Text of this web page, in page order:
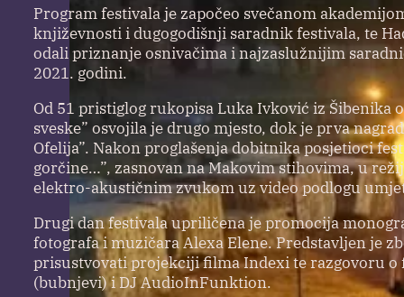
Program festivala je započeo svečanom
književnosti i dugogodišnji saradnik festivala, te
odali priznanje osnivačima i najzaslužnijim
2021. godini.
Od 51 pristiglog rukopisa Luka Ivković iz Šibenika
sveske” osvojila je drugo mjesto, dok je prva
Ofelija”. Nakon proglašenja dobitnika posjetioci
gorčine…”, zasnovan na Makovim stihovima, u
elektro-akustičnim zvukom uz video podlogu
Drugi dan festivala upriličena je promocija
fotografa i muzičara Alexa Elene. Predstavljen je
prisustvovati projekciji filma Indexi te razgovoru o
(bubnjevi) i DJ AudioInFunktion.